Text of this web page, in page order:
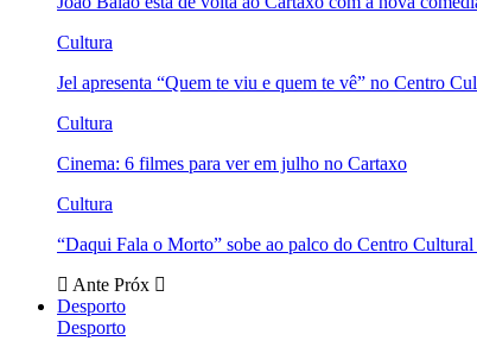
Cultura
Jel apresenta “Quem te viu e quem te vê” no Centro
Cultura
Cinema: 6 filmes para ver em julho no Cartaxo
Cultura
“Daqui Fala o Morto” sobe ao palco do Centro
Ante Próx
Desporto
Desporto